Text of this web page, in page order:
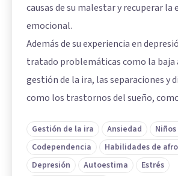
causas de su malestar y recuperar la
emocional.
Además de su experiencia en
tratado problemáticas como la
gestión de la ira, las separaciones y
como los trastornos del sueño,
Gestión de la ira Ansiedad
Codependencia
Habilidades de
Depresión
Autoestima
Estrés